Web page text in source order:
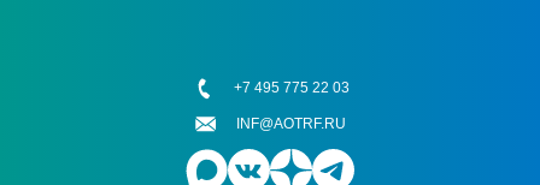
+7 495 775 22 03
INF@AOTRF.RU